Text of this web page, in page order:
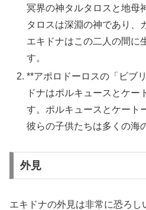
冥界の神タルタロスと地母
タロスは深淵の神であり、
エキドナはこの二人の間に
す。
**アポロドーロスの「ビブ
ドナはポルキュースとケー
す。ポルキュースとケート
彼らの子供たちは多くの海
外見
エキドナの外見は非常に恐ろ